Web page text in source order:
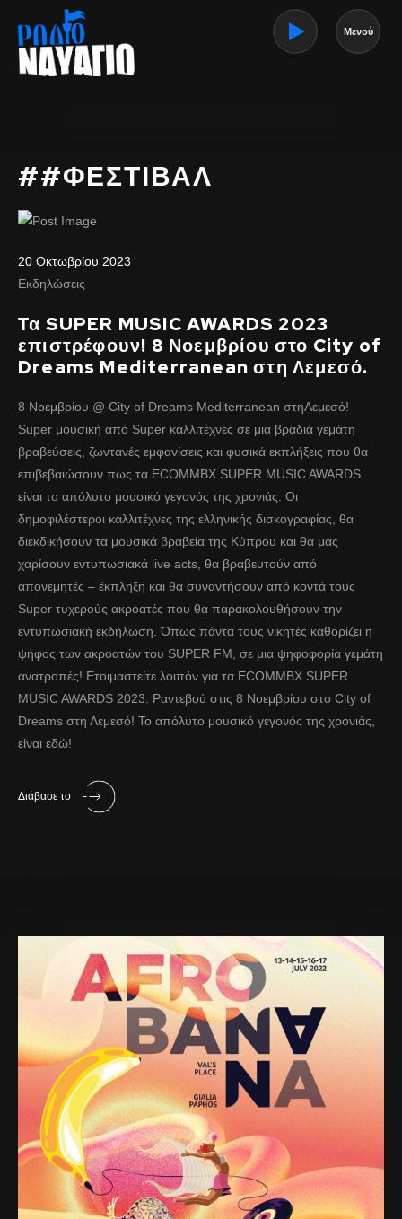
Μενού
##ΦΕΣΤΙΒΑΛ
20 Οκτωβρίου 2023
Εκδηλώσεις
Τα SUPER MUSIC AWARDS 2023
επιστρέφουν! 8 Νοεμβρίου στο City of
Dreams Mediterranean στη Λεμεσό.
8 Νοεμβρίου @ City of Dreams Mediterranean στηΛεμεσό!
Super μουσική από Super καλλιτέχνες σε μια βραδιά γεμάτη
βραβεύσεις, ζωντανές εμφανίσεις και φυσικά εκπλήξεις που θα
επιβεβαιώσουν πως τα ECOMMBX SUPER MUSIC AWARDS
είναι το απόλυτο μουσικό γεγονός της χρονιάς. Οι
δημοφιλέστεροι καλλιτέχνες της ελληνικής δισκογραφίας, θα
διεκδικήσουν τα μουσικά βραβεία της Κύπρου και θα μας
χαρίσουν εντυπωσιακά live acts, θα βραβευτούν από
απονεμητές – έκπληξη και θα συναντήσουν από κοντά τους
Super τυχερούς ακροατές που θα παρακολουθήσουν την
εντυπωσιακή εκδήλωση. Όπως πάντα τους νικητές καθορίζει η
ψήφος των ακροατών του SUPER FM, σε μια ψηφοφορία γεμάτη
ανατροπές! Ετοιμαστείτε λοιπόν για τα ECOMMBX SUPER
MUSIC AWARDS 2023. Ραντεβού στις 8 Νοεμβρίου στο City of
Dreams στη Λεμεσό! Το απόλυτο μουσικό γεγονός της χρονιάς,
είναι εδώ!
Διάβασε το